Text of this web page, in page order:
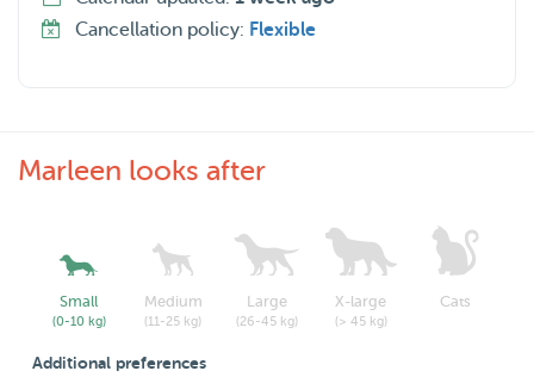
Cancellation policy: Flexible
Marleen looks after
Small
(0-10 kg)
Medium
(11-25 kg)
Large
(26-45 kg)
X-large
(> 45 kg)
Cats
Additional preferences